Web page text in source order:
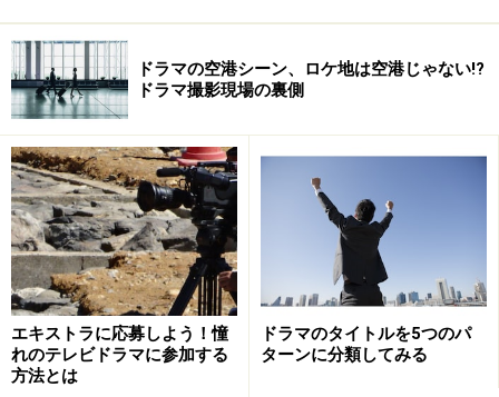
ドラマの空港シーン、ロケ地は空港じゃない!?
ドラマ撮影現場の裏側
エキストラに応募しよう！憧
れのテレビドラマに参加する
方法とは
ドラマのタイトルを5つのパ
ターンに分類してみる